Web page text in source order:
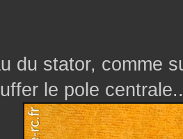
du stator, comme
le pole